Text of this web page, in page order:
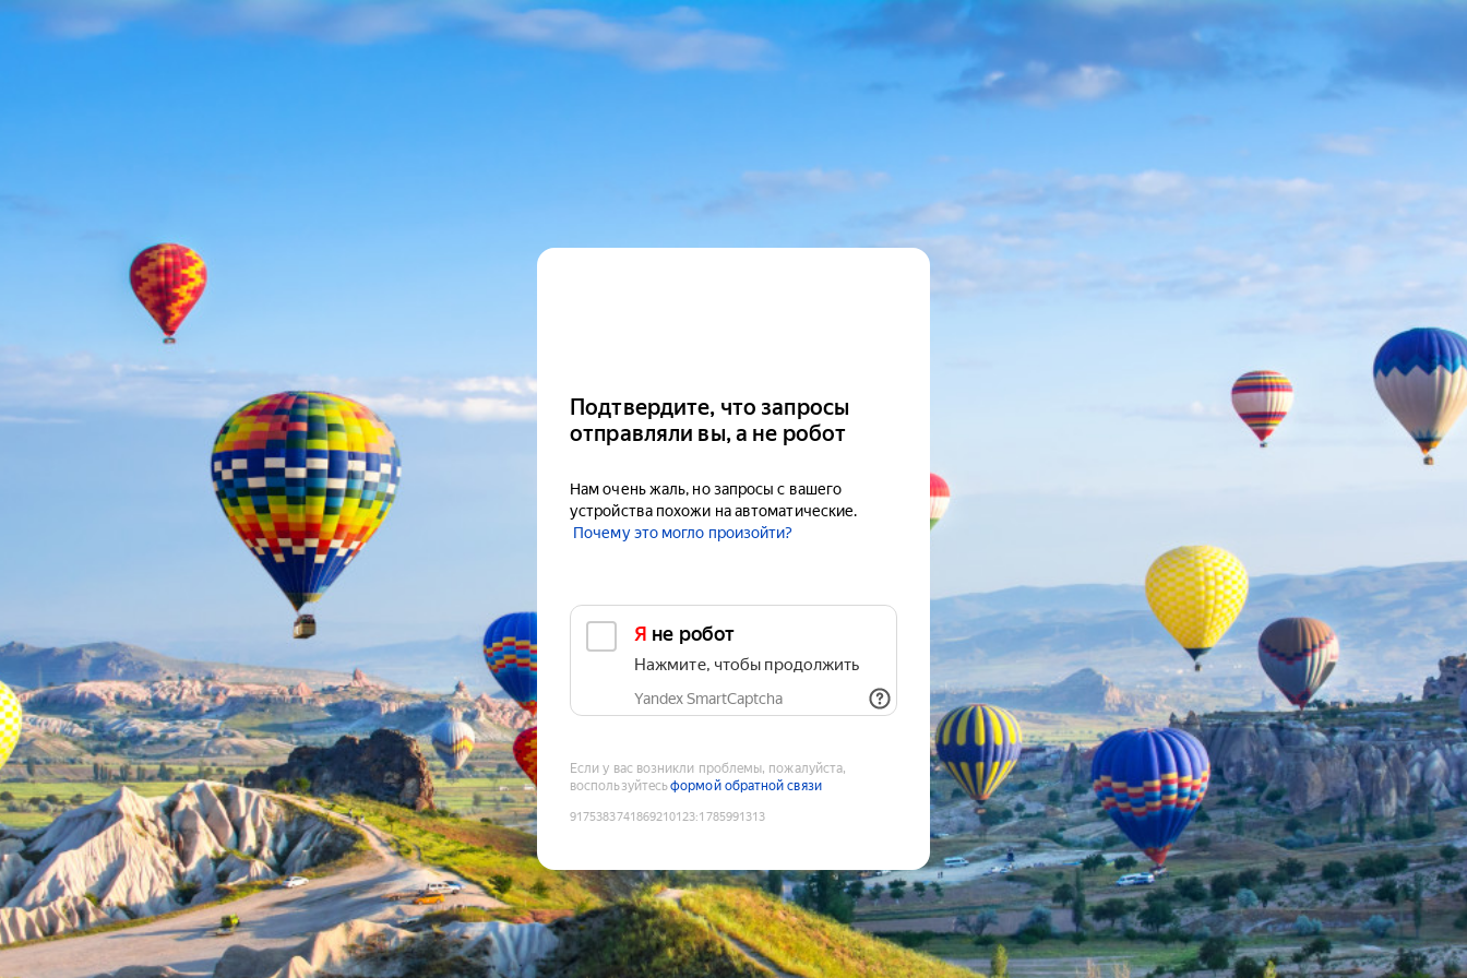
Подтвердите, что запросы
отправляли вы, а не робот
Нам очень жаль, но запросы с вашего
устройства похожи на автоматические.
Почему это могло произойти?
Я не робот
Нажмите, чтобы продолжить
Yandex SmartCaptcha
Если у вас возникли проблемы, пожалуйста,
воспользуйтесьформой обратной связи
9175383741869210123:1785991313